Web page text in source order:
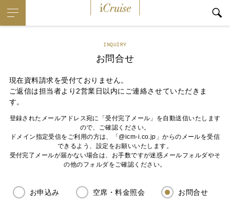
INQUIRY
お問合せ
現在資料請求を受付ておりません。
ご返信は担当者より2営業日以内にご連絡させていただきま
す。
登録されたメールアドレス宛に「受付完了メール」を自動送信いたします
ので、ご確認ください。
ドメイン指定受信をご利用の方は、「@icm-i.co.jp」からのメールを受信
できるよう、設定をお願いいたします。
受付完了メールが届かない場合は、お手数ですが迷惑メールフォルダやそ
の他のフォルダをご確認ください。
お申込み 空席・料金照会 お問合せ